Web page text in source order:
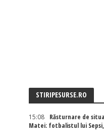
STIRIPESURSE.RO
15:08
Răsturnare de
Matei: fotbalistul lui